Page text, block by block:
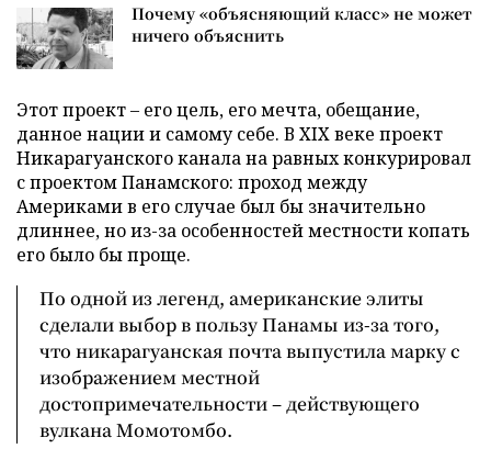
Почему «объясняющий класс» не может
ничего объяснить
Этот проект – его цель, его мечта, обещание,
данное нации и самому себе. В XIX веке проект
Никарагуанского канала на равных конкурировал
с проектом Панамского: проход между
Америками в его случае был бы значительно
длиннее, но из-за особенностей местности копать
его было бы проще.
По одной из легенд, американские элиты
сделали выбор в пользу Панамы из-за того,
что никарагуанская почта выпустила марку с
изображением местной
достопримечательности – действующего
вулкана Момотомбо.